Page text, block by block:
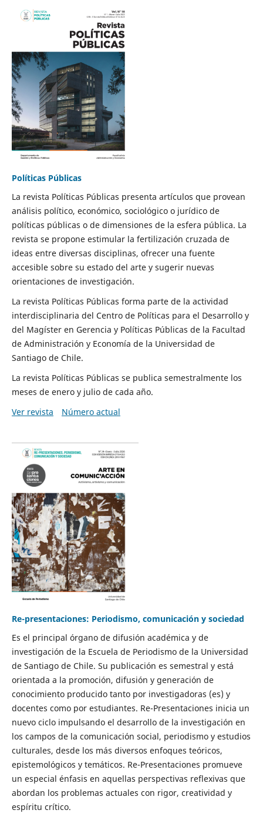
Políticas Públicas
La revista Políticas Públicas presenta artículos que provean
análisis político, económico, sociológico o jurídico de
políticas públicas o de dimensiones de la esfera pública. La
revista se propone estimular la fertilización cruzada de
ideas entre diversas disciplinas, ofrecer una fuente
accesible sobre su estado del arte y sugerir nuevas
orientaciones de investigación.
La revista Políticas Públicas forma parte de la actividad
interdisciplinaria del Centro de Políticas para el Desarrollo y
del Magíster en Gerencia y Políticas Públicas de la Facultad
de Administración y Economía de la Universidad de
Santiago de Chile.
La revista Políticas Públicas se publica semestralmente los
meses de enero y julio de cada año.
Ver revista
Número actual
Re-presentaciones: Periodismo, comunicación y sociedad
Es el principal órgano de difusión académica y de
investigación de la Escuela de Periodismo de la Universidad
de Santiago de Chile. Su publicación es semestral y está
orientada a la promoción, difusión y generación de
conocimiento producido tanto por investigadoras (es) y
docentes como por estudiantes. Re-Presentaciones inicia un
nuevo ciclo impulsando el desarrollo de la investigación en
los campos de la comunicación social, periodismo y estudios
culturales, desde los más diversos enfoques teóricos,
epistemológicos y temáticos. Re-Presentaciones promueve
un especial énfasis en aquellas perspectivas reflexivas que
abordan los problemas actuales con rigor, creatividad y
espíritu crítico.